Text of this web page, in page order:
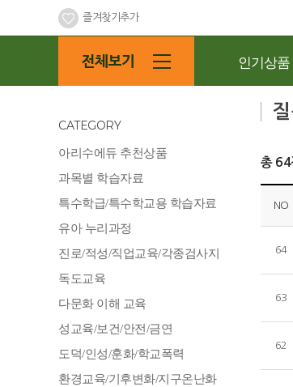
즐겨찾기추가
인기상품
CATEGORY
아리수에듀 추천상품
과목별 학습자료
특수학급/특수학교용 학습자료
유아 누리과정
진로/적성/직업교육/각종검사지
독도교육
다문화 이해 교육
성교육/보건/안전/금연
도덕/인성/훈화/학교폭력
환경교육/기후변화/지구온난화
총 64
NO
64
63
62